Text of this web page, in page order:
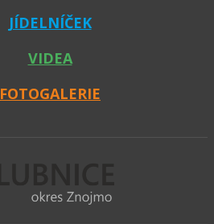
JÍDELNÍČEK
VIDEA
FOTOGALERIE